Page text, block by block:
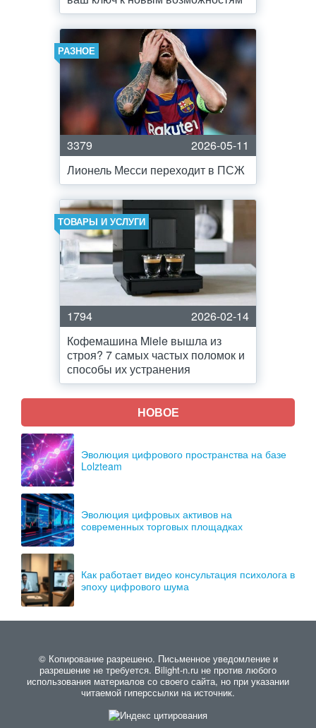
РАЗНОЕ
3379
2026-05-11
Лионель Месси переходит в ПСЖ
ТОВАРЫ И УСЛУГИ
1794
2026-02-14
Кофемашина Miele вышла из
строя? 7 самых частых поломок и
способы их устранения
НОВОЕ
Эволюция цифрового пространства на базе
Lolzteam
Эволюция цифровых активов на
современных торговых площадках
Как работает видео консультация психолога в
эпоху цифрового шума
© Копирование разрешено. Письменное уведомление и
разрешение не требуется. Bilight-n.ru не против любого
использования материалов со своего сайта, но при указании
читаемой гиперссылки на источник.